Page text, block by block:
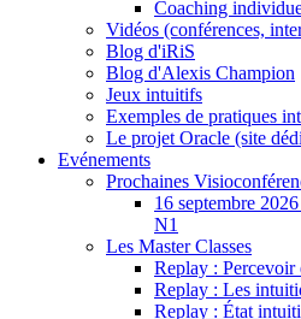
Coaching
Vidéos (conférences,
Blog d'iRiS
Blog d'Alexis Champion
Jeux intuitifs
Exemples de pratiques
Le projet Oracle (site
Evénements
Prochaines
16 septembre
N1
Les Master Classes
Replay :
Replay : Les
Replay : État